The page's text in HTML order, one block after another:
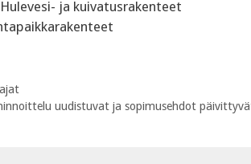
ja kuivatusrakenteet
uudistuvat ja sopimusehdot